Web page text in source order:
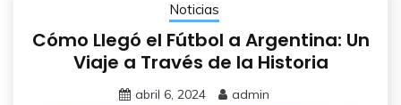
Noticias
Cómo Llegó el Fútbol a Argentina: Un
Viaje a Través de la Historia
abril 6, 2024 admin